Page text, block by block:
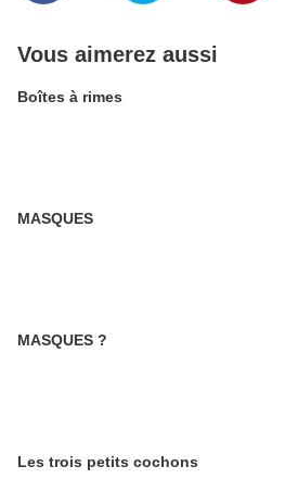
Vous aimerez aussi
Boîtes à rimes
MASQUES
MASQUES ?
Les trois petits cochons